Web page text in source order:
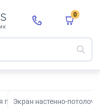
0
дома и бизнеса
проекторов
Экран настенно-